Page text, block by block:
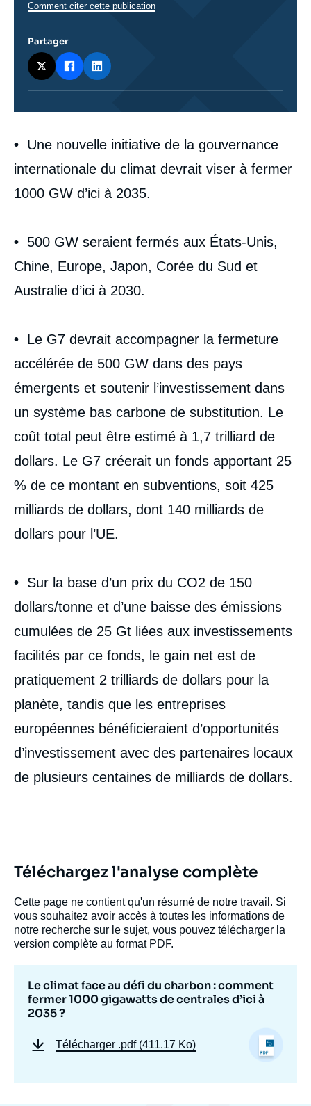
Corps
analyses
• Une nouvelle initiative de la gouvernance
internationale du climat devrait viser à fermer
1000 GW d’ici à 2035.
• 500 GW seraient fermés aux États-Unis,
Chine, Europe, Japon, Corée du Sud et
Australie d’ici à 2030.
• Le G7 devrait accompagner la fermeture
accélérée de 500 GW dans des pays
émergents et soutenir l’investissement dans
un système bas carbone de substitution. Le
coût total peut être estimé à 1,7 trilliard de
dollars. Le G7 créerait un fonds apportant 25
% de ce montant en subventions, soit 425
milliards de dollars, dont 140 milliards de
dollars pour l’UE.
• Sur la base d’un prix du CO2 de 150
dollars/tonne et d’une baisse des émissions
cumulées de 25 Gt liées aux investissements
facilités par ce fonds, le gain net est de
pratiquement 2 trilliards de dollars pour la
planète, tandis que les entreprises
européennes bénéficieraient d’opportunités
d’investissement avec des partenaires locaux
de plusieurs centaines de milliards de dollars.
Comment citer cette publication
Partager
Téléchargez l'analyse complète
Cette page ne contient qu'un résumé de notre travail. Si
vous souhaitez avoir accès à toutes les informations de
notre recherche sur le sujet, vous pouvez télécharger la
version complète au format PDF.
Le climat face au défi du charbon : comment
fermer 1000 gigawatts de centrales d’ici à
2035 ?
Télécharger .pdf (411.17 Ko)